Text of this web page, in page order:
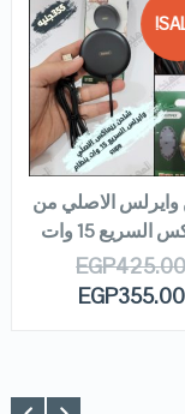
QUICK LOOK
VIEW
ADD TO
CART
الاصلي من
السريع 15 وات
EGP425.00
EGP355.00